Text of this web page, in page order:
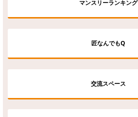
マンスリーランキング
匠なんでもQ
交流スペース